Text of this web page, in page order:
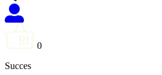
0
Succes